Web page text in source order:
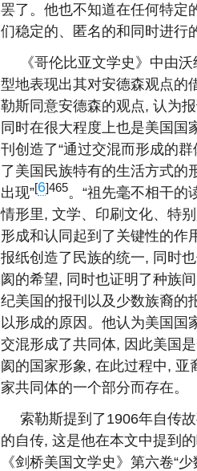
罢了。他也不知道在任何特定
们稳定的、匿名的和同时进行
《哥伦比亚文学史》中由
型地表现出其对安德森观点的
勒斯同意安德森的观点, 认为
同时在很大程度上也是美国国
刊创造了“通过交混而形成的
了美国民族特有的生活方式的
出现”[6]465。“祖先毫不相干
情形里, 文学、印刷文化、特
形成和认同起到了关键性的作
报纸创造了民族的统一, 同时
阂的希望, 同时也证明了种族
纪美国的报刊以及少数族裔的
以形成的原因。他认为美国国
交混形成了共同体, 因此美国
阂的国家形象, 在此过程中,
家共同体的一个部分而存在。
索勒斯提到了1906年自传
的自传, 这是他在本文中提到
《剑桥美国文学史》第六卷“